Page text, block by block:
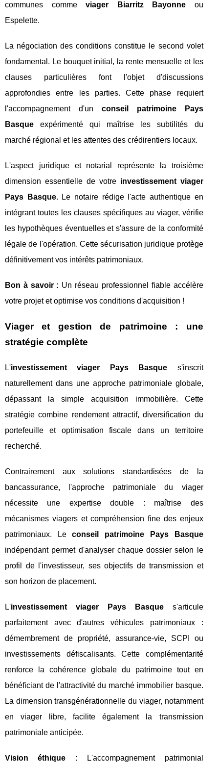
communes commeviager Biarritz Bayonne ou
Espelette.
La négociation des conditions constitue le second volet
fondamental. Le bouquet initial, la rente mensuelle et les
clauses particulières font l'objet d'discussions
approfondies entre les parties. Cette phase requiert
l'accompagnement d'un conseil patrimoine Pays
Basque expérimenté qui maîtrise les subtilités du
marché régional et les attentes des crédirentiers locaux.
L'aspect juridique et notarial représente la troisième
dimension essentielle de votre investissement viager
Pays Basque. Le notaire rédige l'acte authentique en
intégrant toutes les clauses spécifiques au viager, vérifie
les hypothèques éventuelles et s'assure de la conformité
légale de l'opération. Cette sécurisation juridique protège
définitivement vos intérêts patrimoniaux.
Bon à savoir : Un réseau professionnel fiable accélère
votre projet et optimise vos conditions d'acquisition !
Viager et gestion de patrimoine : une
stratégie complète
L'investissement viager Pays Basque s'inscrit
naturellement dans une approche patrimoniale globale,
dépassant la simple acquisition immobilière. Cette
stratégie combine rendement attractif, diversification du
portefeuille et optimisation fiscale dans un territoire
recherché.
Contrairement aux solutions standardisées de la
bancassurance, l'approche patrimoniale du viager
nécessite une expertise double : maîtrise des
mécanismes viagers et compréhension fine des enjeux
patrimoniaux. Leconseil patrimoine Pays Basque
indépendant permet d'analyser chaque dossier selon le
profil de l'investisseur, ses objectifs de transmission et
son horizon de placement.
L'investissement viager Pays Basques'articule
parfaitement avec d'autres véhicules patrimoniaux :
démembrement de propriété, assurance-vie, SCPI ou
investissements défiscalisants. Cette complémentarité
renforce la cohérence globale du patrimoine tout en
bénéficiant de l'attractivité du marché immobilier basque.
La dimension transgénérationnelle du viager, notamment
en viager libre, facilite également la transmission
patrimoniale anticipée.
Vision éthique : L'accompagnement patrimonial